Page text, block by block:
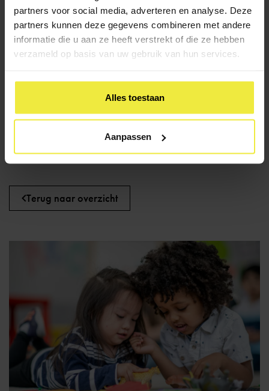
partners voor social media, adverteren en analyse. Deze
partners kunnen deze gegevens combineren met andere
informatie die u aan ze heeft verstrekt of die ze hebben
verzameld op basis van uw gebruik van hun services.
Alles toestaan
Aanpassen
PO-VO
Bijlage 3:Toetsstandaard
Bijlage 4:Handboek toelaatbaarheid praktijkonderwijs
Beslisboom OCW voor leerlingdeelname aan
Toelichting Onderwijsbehoeften Oki-doc
Bijlage 7:Indienen vraag, opmerking klacht
Terug naar overzicht